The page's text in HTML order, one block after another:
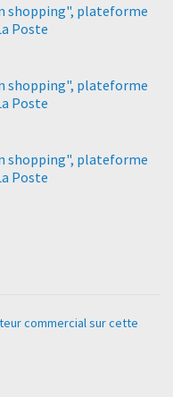
shopping", plateforme
Poste
shopping", plateforme
Poste
shopping", plateforme
Poste
commercial sur cette